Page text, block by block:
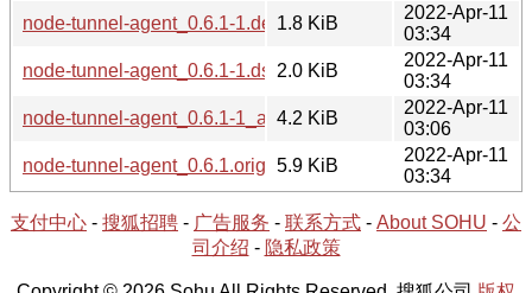
node-tunnel-agent_0.6.1-1.debian.tar.xz
1.8 KiB
2022-Apr-11
03:34
node-tunnel-agent_0.6.1-1.dsc2.0 KiB
2022-Apr-11
03:34
node-tunnel-agent_0.6.1-1_all.deb
4.2 KiB
2022-Apr-11
03:06
node-tunnel-agent_0.6.1.orig.tar.gz
5.9 KiB
2022-Apr-11
03:34
支付中心 - 搜狐招聘 - 广告服务 - 联系方式 - About SOHU - 公
司介绍 - 隐私政策